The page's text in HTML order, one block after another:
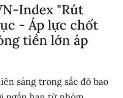
Index "Rút
- Áp lực chốt
tiền lớn áp
sáng trong sắc đỏ bao